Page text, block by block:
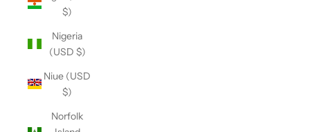
$)
Nigeria
(USD $)
Niue (USD
$)
Norfolk